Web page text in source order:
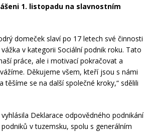
1. listopadu na slavnostním
domeček slaví po 17 letech své činnosti
v kategorii Sociální podnik roku. Tato
práce, ale i motivací pokračovat a
Děkujeme všem, kteří jsou s námi
se na další společné kroky,“ sdělili
Deklarace odpovědného podnikání
v tuzemsku, spolu s generálním